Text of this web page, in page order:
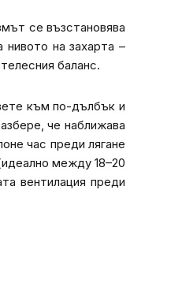
се възстановява
на захарта –
баланс.
към по-дълбък и
че наближава
час преди лягане
между 18–20
вентилация преди